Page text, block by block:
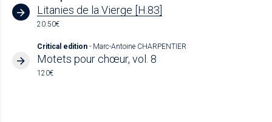
Litanies de la Vierge [H.83]
20.50€
Critical edition - Marc-Antoine CHARPENTIER
Motets pour chœur, vol. 8
120€